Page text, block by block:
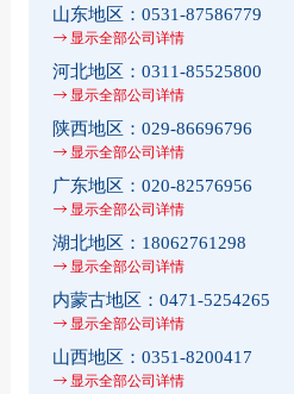
山东地区： 0531-87586779
显示全部公司详情
河北地区： 0311-85525800
显示全部公司详情
陕西地区： 029-86696796
显示全部公司详情
广东地区： 020-82576956
显示全部公司详情
湖北地区： 18062761298
显示全部公司详情
内蒙古地区： 0471-5254265
显示全部公司详情
山西地区： 0351-8200417
显示全部公司详情